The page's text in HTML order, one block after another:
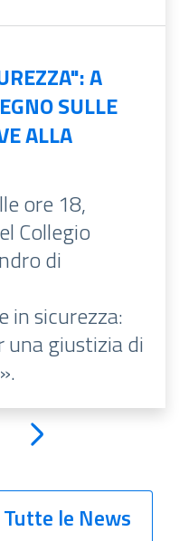
A
SULLE
ALLA
ore 18,
Collegio
di
in sicurezza:
giustizia di
Tutte le News